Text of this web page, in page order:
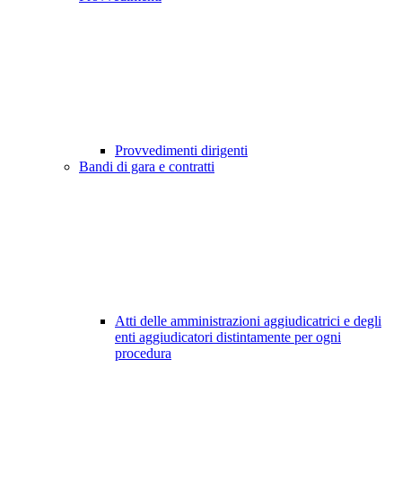
Provvedimenti dirigenti
Bandi di gara e contratti
Atti delle amministrazioni aggiudicatrici e degli
enti aggiudicatori distintamente per ogni
procedura